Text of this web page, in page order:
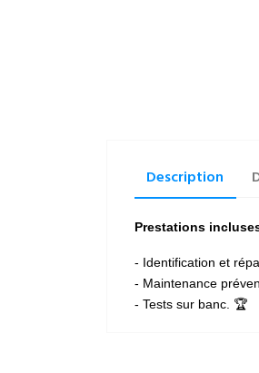
Description
Prestations
- Identification et
- Maintenance
- Tests sur banc. 🏆